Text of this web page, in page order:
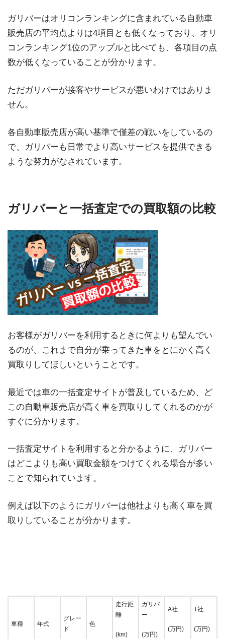
ガリバーはオリコンランキングに含まれている自動車
販売店の平均点よりは4項目とも低くなっており、オリ
コンランキング1位のアップルと比べても、各項目の点
数が低くなっていることが分かります。
ただガリバーが接客やサービスが悪いわけではありま
せん。
各自動車販売店が高い基準で僅差の戦いをしているの
で、ガリバーも日常でより高いサービスを提供できる
ような努力がなされています。
ガリバーと一括査定での買取額の比較
お客様がガリバーを利用するときに何よりも望んでい
るのが、これまで自分が乗ってきた車をとにかく高く
買取りしてほしいということです。
最近では車の一括査定サイトが普及しているため、ど
この自動車販売店が高く車を買取りしてくれるのかが
すぐに分かります。
一括査定サイトを利用すると分かるように、ガリバー
はどこよりも高い買取金額をつけてくれる場合が多い
ことで知られています。
例えば以下のようにガリバーは他社よりも高く車を買
取りしていることが分かります。
車種 年式
グレー
ド
色
走行距
離
(km)
ガリバ
ー
(万円)
A社
(万円)
T社
(万円)